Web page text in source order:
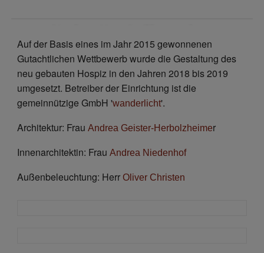
Auf der Basis eines im Jahr 2015 gewonnenen
Gutachtlichen Wettbewerb wurde die Gestaltung des
neu gebauten Hospiz in den Jahren 2018 bis 2019
umgesetzt. Betreiber der Einrichtung ist die
gemeinnützige GmbH 'wanderlicht'.
Architektur: Frau Andrea Geister-Herbolzheimer
Innenarchitektin: Frau Andrea Niedenhof
Außenbeleuchtung: Herr Oliver Christen